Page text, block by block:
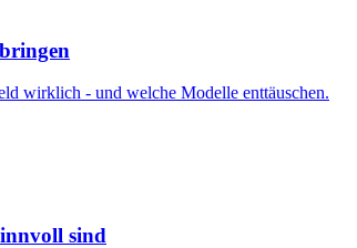
wirklich - und welche Modelle enttäuschen.
sind